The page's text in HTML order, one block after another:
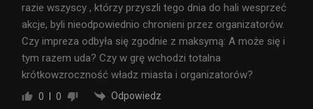
razie wszyscy , którzy przyszli tego dnia do hali wesprzeć
akcje, byli nieodpowiednio chronieni przez organizatorów.
Czy impreza odbyła się zgodnie z maksymą: A może się i
tym razem uda? Czy w grę wchodzi totalna
krótkowzroczność władz miasta i organizatorów?
0 0 Odpowiedz